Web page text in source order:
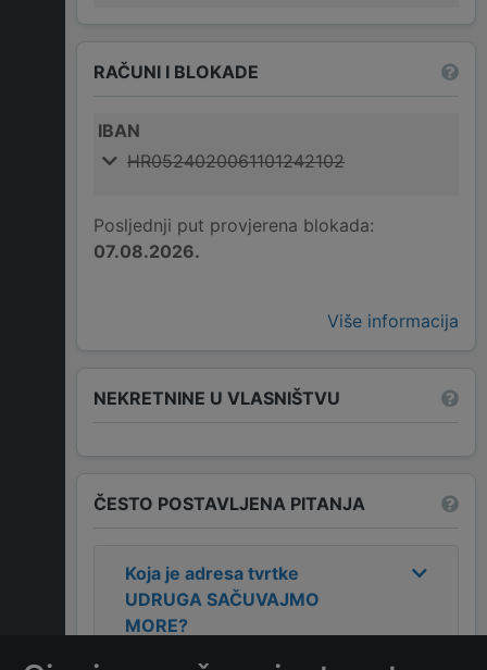
RAČUNI I BLOKADE
IBAN
HR0524020061101242102
Posljednji put provjerena blokada:
07.08.2026.
Više informacija
NEKRETNINE U VLASNIŠTVU
ČESTO POSTAVLJENA PITANJA
Koja je adresa tvrtke
UDRUGA SAČUVAJMO
MORE?